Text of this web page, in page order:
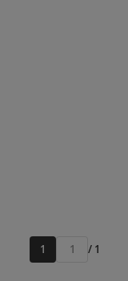
1
Přejít
/ 1